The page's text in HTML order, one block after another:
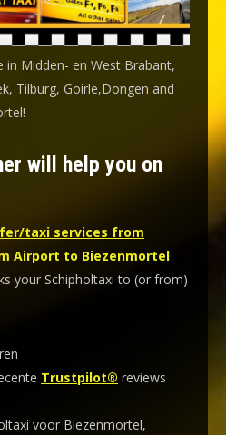
in Midden- en West Brabant,
Tilburg, Goirle,Dongen and
will help you on
taxi services from
Airport to Biezenmortel
your Schipholtaxi to (or from)
Trustpilot® reviews
voor Biezenmortel,